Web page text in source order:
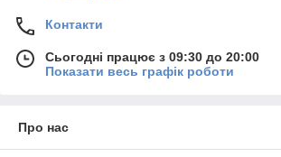
Контакти
Сьогодні працює з 09:30 до 20:00
Показати весь графік роботи
Про нас